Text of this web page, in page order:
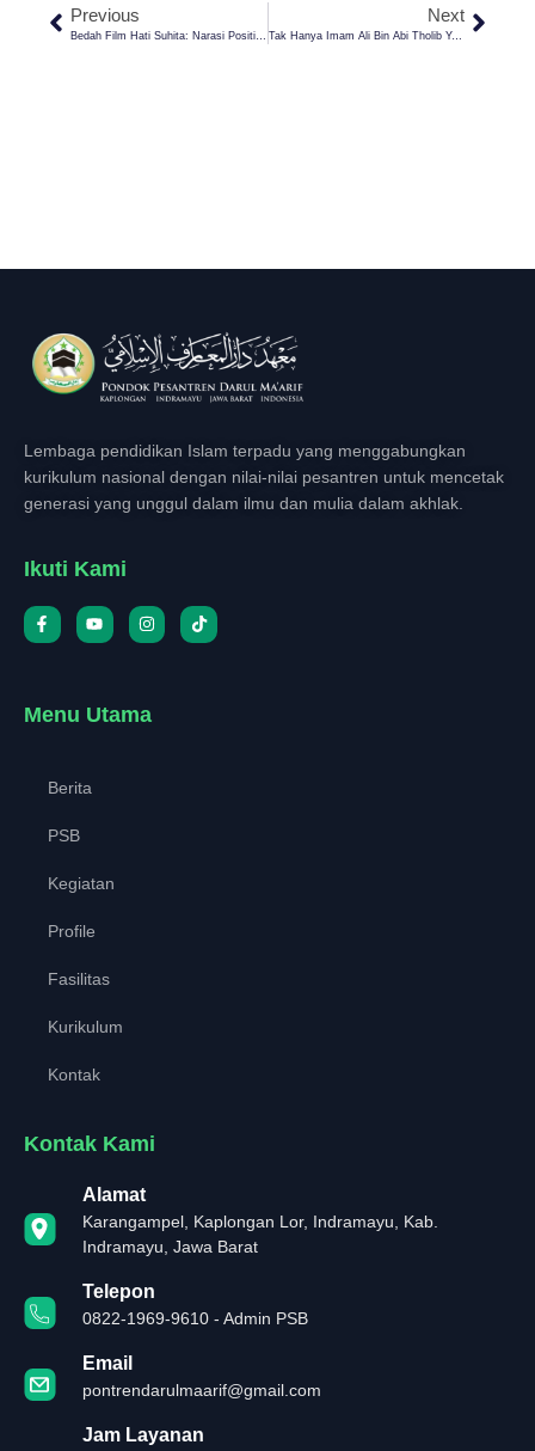
Previous Next
Tak Hanya Imam Ali Bin Abi Tholib Yang Khawatirkan Dua Manusia Ini, Tapi Nabi Juga! Siapa Dia?
Lembaga pendidikan Islam terpadu yang menggabungkan
kurikulum nasional dengan nilai-nilai pesantren untuk mencetak
generasi yang unggul dalam ilmu dan mulia dalam akhlak.
Ikuti Kami
Menu Utama
Berita
PSB
Kegiatan
Profile
Fasilitas
Kurikulum
Kontak
Kontak Kami
Alamat
Karangampel, Kaplongan Lor, Indramayu, Kab.
Indramayu, Jawa Barat
Telepon
0822-1969-9610 - Admin PSB
Email
pontrendarulmaarif@gmail.com
Jam Layanan